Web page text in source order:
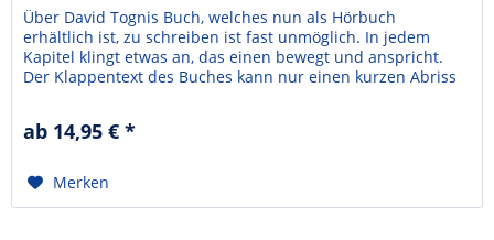
Über David Tognis Buch, welches nun als Hörbuch
erhältlich ist, zu schreiben ist fast unmöglich. In jedem
Kapitel klingt etwas an, das einen bewegt und anspricht.
Der Klappentext des Buches kann nur einen kurzen Abriss
vom Tod seine Schwester erzählt und stelle...
ab 14,95 € *
Merken